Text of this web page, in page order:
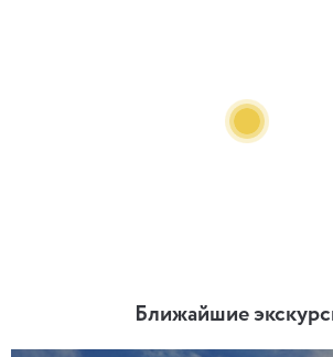
Ближайшие